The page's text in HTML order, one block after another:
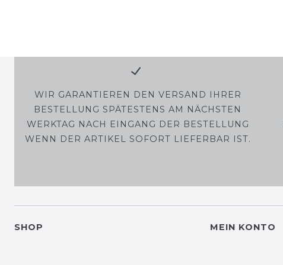
WIR GARANTIEREN DEN VERSAND IHRER
BESTELLUNG SPÄTESTENS AM NÄCHSTEN
WERKTAG NACH EINGANG DER BESTELLUNG
WENN DER ARTIKEL SOFORT LIEFERBAR IST.
SHOP MEIN KONTO